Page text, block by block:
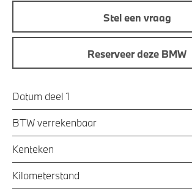
Stel een vraag
Reserveer deze BMW
Datum deel 1
BTW verrekenbaar
Kenteken
Kilometerstand